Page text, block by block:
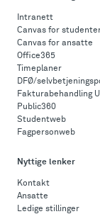
Intranett
Canvas for
Canvas for ansatte
Office365
Timeplaner
DFØ/
Fakturabehandling
Public360
Studentweb
Fagpersonweb
Nyttige lenker
Kontakt
Ansatte
Ledige stillinger